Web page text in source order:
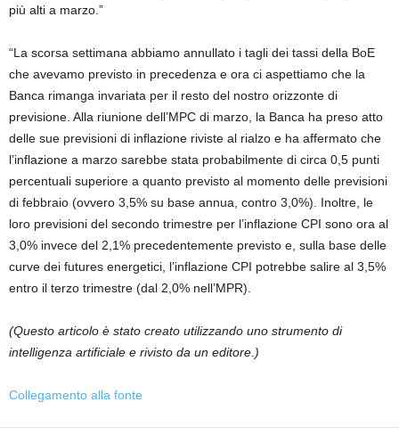
più alti a marzo.”
“La scorsa settimana abbiamo annullato i tagli dei tassi della BoE
che avevamo previsto in precedenza e ora ci aspettiamo che la
Banca rimanga invariata per il resto del nostro orizzonte di
previsione. Alla riunione dell’MPC di marzo, la Banca ha preso atto
delle sue previsioni di inflazione riviste al rialzo e ha affermato che
l’inflazione a marzo sarebbe stata probabilmente di circa 0,5 punti
percentuali superiore a quanto previsto al momento delle previsioni
di febbraio (ovvero 3,5% su base annua, contro 3,0%). Inoltre, le
loro previsioni del secondo trimestre per l’inflazione CPI sono ora al
3,0% invece del 2,1% precedentemente previsto e, sulla base delle
curve dei futures energetici, l’inflazione CPI potrebbe salire al 3,5%
entro il terzo trimestre (dal 2,0% nell’MPR).
(Questo articolo è stato creato utilizzando uno strumento di
intelligenza artificiale e rivisto da un editore.)
Collegamento alla fonte